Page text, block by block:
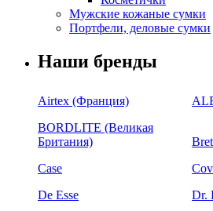
Мужские кожаные сумки
Портфели, деловые сумки
Наши бренды
Airtex (Франция)
BORDLITE (Великая
Британия)
Case
De Esse
Dr.